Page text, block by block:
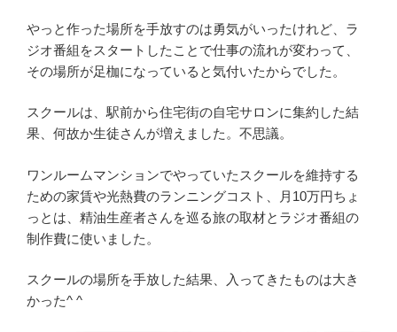
やっと作った場所を手放すのは勇気がいったけれど、ラ
ジオ番組をスタートしたことで仕事の流れが変わって、
その場所が足枷になっていると気付いたからでした。
スクールは、駅前から住宅街の自宅サロンに集約した結
果、何故か生徒さんが増えました。不思議。
ワンルームマンションでやっていたスクールを維持する
ための家賃や光熱費のランニングコスト、月10万円ちょ
っとは、精油生産者さんを巡る旅の取材とラジオ番組の
制作費に使いました。
スクールの場所を手放した結果、入ってきたものは大き
かった^ ^